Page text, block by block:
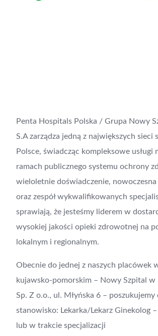
Penta Hospitals Polska / Grupa Nowy
S.A zarządza jedną z największych sieci
Polsce, świadcząc kompleksowe usługi
ramach publicznego systemu ochrony
wieloletnie doświadczenie,
oraz zespół wykwalifikowanych
sprawiają, że jesteśmy liderem w
wysokiej jakości opieki zdrowotnej na
lokalnym i regionalnym.
Obecnie do jednej z naszych placówek
kujawsko-pomorskim – Nowy Szpital w
Sp. Z o.o., ul. Młyńska 6 – poszukujemy
stanowisko: Lekarka/Lekarz Ginekolog –
lub w trakcie specjalizacji